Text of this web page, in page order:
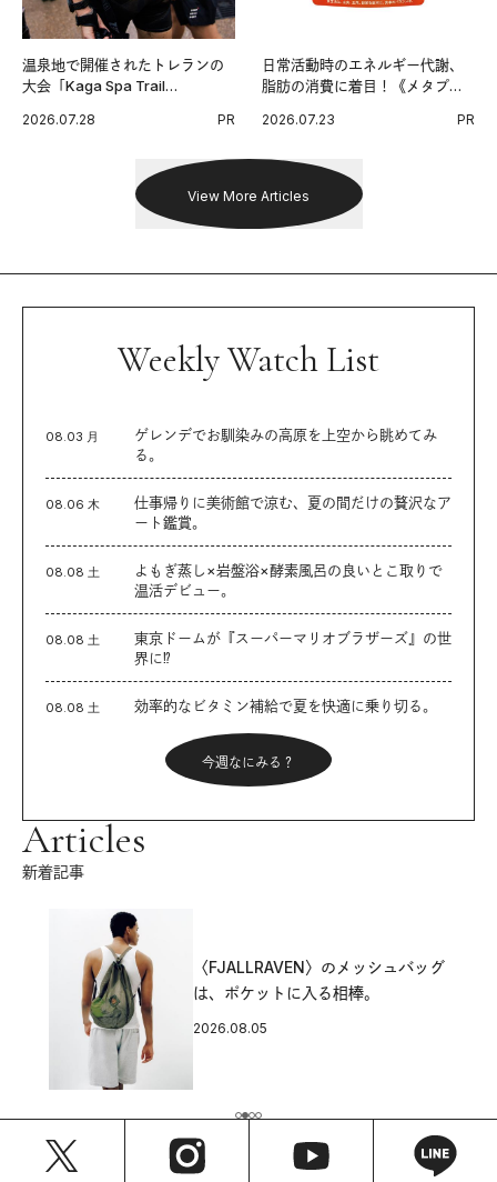
温泉地で開催されたトレランの
大会「Kaga Spa Trail
戦を夢見るランナーたちの奮闘
2026.07.28 PR
日常活動時のエネルギー代謝、
脂肪の消費に着目！《メタプラ
習慣。
2026.07.23 PR
View More Articles
Weekly Watch List
08.03 月
ゲレンデでお馴染みの高原を上空から眺めてみ
る。
08.06 木
仕事帰りに美術館で涼む、夏の間だけの贅沢なア
ート鑑賞。
08.08 土
よもぎ蒸し×岩盤浴×酵素風呂の良いとこ取りで
温活デビュー。
08.08 土
東京ドームが『スーパーマリオブラザーズ』の世
界に⁉︎
08.08 土 効率的なビタミン補給で夏を快適に乗り切る。
今週なにみる？
Articles
新着記事
〈FJALLRAVEN〉のメッシュバッグ
は、ポケットに入る相棒。
2026.08.05